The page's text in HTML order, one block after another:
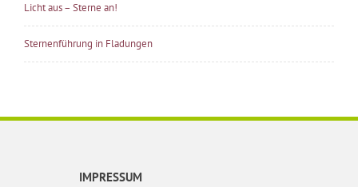
Licht aus – Sterne an!
Sternenführung in Fladungen
IMPRESSUM